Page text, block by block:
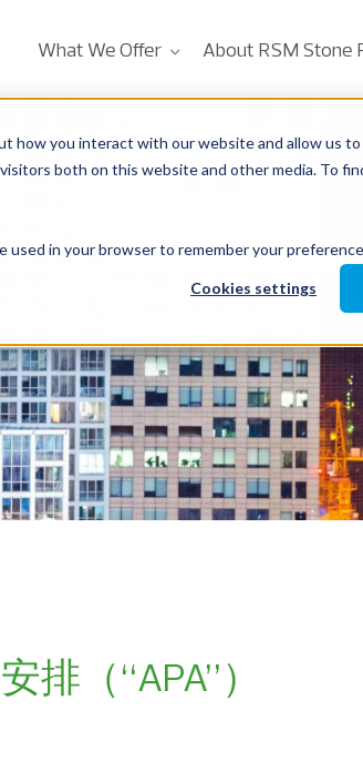
you interact with our website and allow us
both on this website and other media. To
used in your browser to remember your
Cookies settings
What We Offer About RSM Stone
（“APA”）